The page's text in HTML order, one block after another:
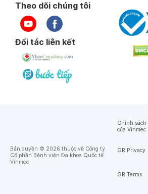
Theo dõi chúng tôi
Đối tác liên kết
Bản quyền © 2026 thuộc về Công ty
Cổ phần Bệnh viện Đa khoa Quốc tế
Vinmec
Chính sách
của Vinmec
GR Privacy
GR Terms